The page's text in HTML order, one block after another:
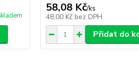
58,08 Kč/ks
48,00 Kč bez DPH
Přidat do